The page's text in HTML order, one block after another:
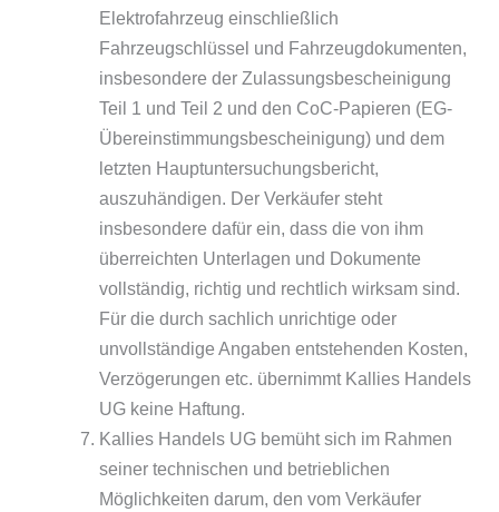
Elektrofahrzeug einschließlich
Fahrzeugschlüssel und Fahrzeugdokumenten,
insbesondere der Zulassungsbescheinigung
Teil 1 und Teil 2 und den CoC-Papieren (EG-
Übereinstimmungsbescheinigung) und dem
letzten Hauptuntersuchungsbericht,
auszuhändigen. Der Verkäufer steht
insbesondere dafür ein, dass die von ihm
überreichten Unterlagen und Dokumente
vollständig, richtig und rechtlich wirksam sind.
Für die durch sachlich unrichtige oder
unvollständige Angaben entstehenden Kosten,
Verzögerungen etc. übernimmt Kallies Handels
UG keine Haftung.
Kallies Handels UG bemüht sich im Rahmen
seiner technischen und betrieblichen
Möglichkeiten darum, den vom Verkäufer